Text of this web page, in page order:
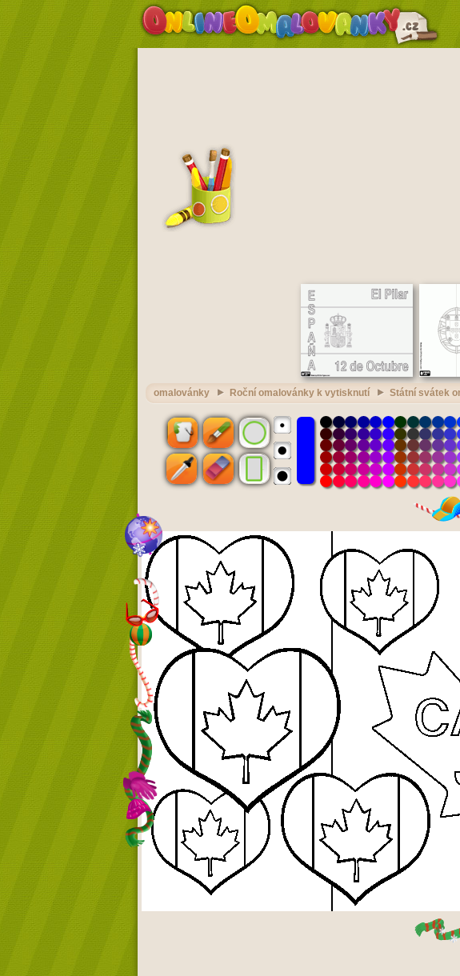
omalovánky Roční omalovánky k vytisknutí Státní svátek